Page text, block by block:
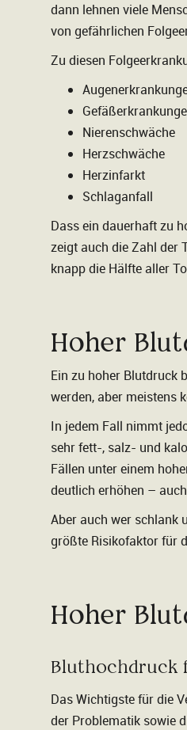
dann lehnen viele
von gefährlichen
Zu diesen
Nierenschwäche
Herzschwäche
Herzinfarkt
Schlaganfall
Dass ein dauerhaft zu
zeigt auch die Zahl der
knapp die Hälfte aller
Hoher
Ein zu hoher Blutdruck
werden, aber meistens
In jedem Fall nimmt
sehr fett-, salz- und
Fällen unter einem
deutlich erhöhen –
Aber auch wer schlank
größte Risikofaktor für
Hoher
Bluthochdruck
Das Wichtigste für die
der Problematik sowie